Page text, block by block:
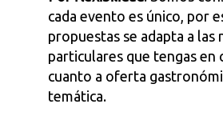
cada evento es único, por
propuestas se adapta a las
particulares que tengas en
cuanto a oferta
temática.